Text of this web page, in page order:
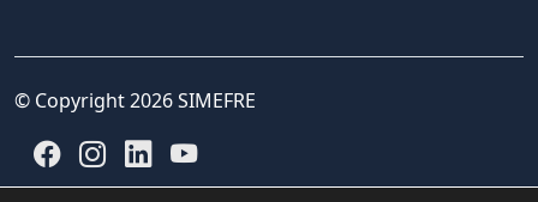
© Copyright 2026 SIMEFRE